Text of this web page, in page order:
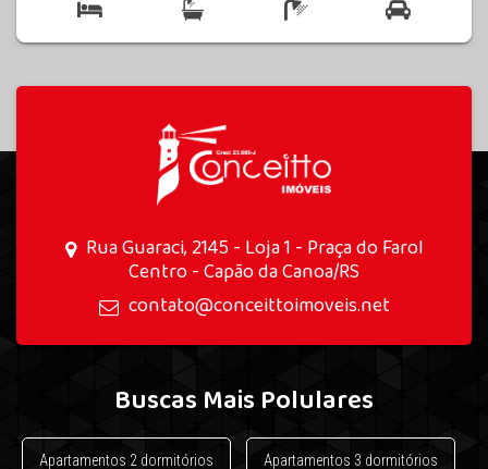
Rua Guaraci, 2145 - Loja 1 - Praça do Farol
Centro - Capão da Canoa/RS
contato@conceittoimoveis.net
Buscas Mais Polulares
Apartamentos 2 dormitórios Apartamentos 3 dormitórios